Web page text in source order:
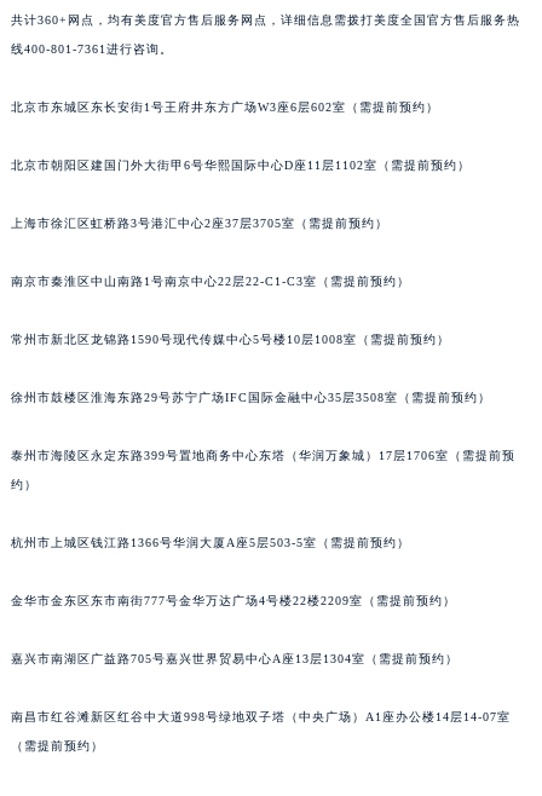
共计360+网点，均有美度官方售后服务网点，详细信息需拨打美度全国官方售后服务热
线400-801-7361进行咨询。
北京市东城区东长安街1号王府井东方广场W3座6层602室（需提前预约）
北京市朝阳区建国门外大街甲6号华熙国际中心D座11层1102室（需提前预约）
上海市徐汇区虹桥路3号港汇中心2座37层3705室（需提前预约）
南京市秦淮区中山南路1号南京中心22层22-C1-C3室（需提前预约）
常州市新北区龙锦路1590号现代传媒中心5号楼10层1008室（需提前预约）
徐州市鼓楼区淮海东路29号苏宁广场IFC国际金融中心35层3508室（需提前预约）
泰州市海陵区永定东路399号置地商务中心东塔（华润万象城）17层1706室（需提前预
约）
杭州市上城区钱江路1366号华润大厦A座5层503-5室（需提前预约）
金华市金东区东市南街777号金华万达广场4号楼22楼2209室（需提前预约）
嘉兴市南湖区广益路705号嘉兴世界贸易中心A座13层1304室（需提前预约）
南昌市红谷滩新区红谷中大道998号绿地双子塔（中央广场）A1座办公楼14层14-07室
（需提前预约）